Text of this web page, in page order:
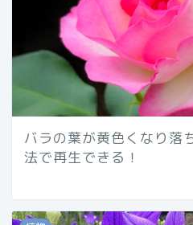
バラの葉が黄色くなり落
法で再生できる！